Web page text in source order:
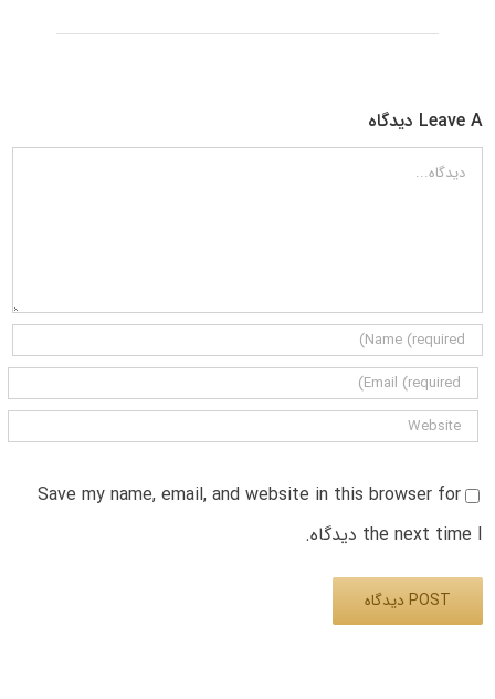
Leave A دیدگاه
دیدگاه
Save my name, email, and website in this browser for
the next time I دیدگاه.